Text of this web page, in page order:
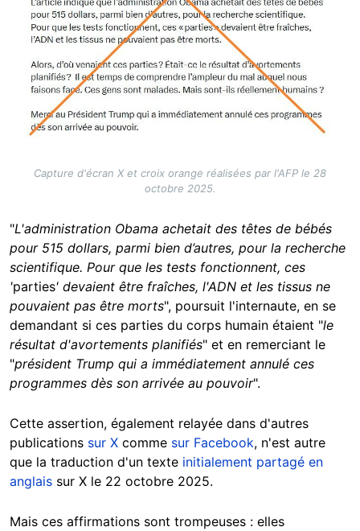
Capture d'écran X et croix orange réalisées par l'AFP le 28
octobre 2025.
"L'administration Obama achetait des têtes de bébés
pour 515 dollars, parmi bien d’autres, pour la recherche
scientifique. Pour que les tests fonctionnent, ces
'parties' devaient être fraîches, l'ADN et les tissus ne
pouvaient pas être morts", poursuit l'internaute, en se
demandant si ces parties du corps humain étaient "le
résultat d'avortements planifiés" et en remerciant le
"président Trump qui a immédiatement annulé ces
programmes dès son arrivée au pouvoir".
Cette assertion, également relayée dans d'autres
publications sur X comme sur Facebook, n'est autre
que la traduction d'un texte initialement partagé en
anglais sur X le 22 octobre 2025.
Mais ces affirmations sont trompeuses : elles